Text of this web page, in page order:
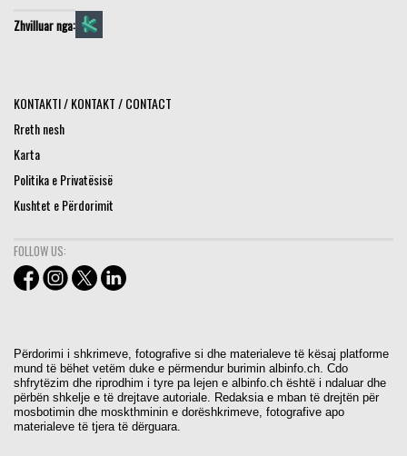
Zhvilluar nga:
KONTAKTI / KONTAKT / CONTACT
Rreth nesh
Karta
Politika e Privatësisë
Kushtet e Përdorimit
FOLLOW US:
Përdorimi i shkrimeve, fotografive si dhe materialeve të kësaj platforme
mund të bëhet vetëm duke e përmendur burimin albinfo.ch. Cdo
shfrytëzim dhe riprodhim i tyre pa lejen e albinfo.ch është i ndaluar dhe
përbën shkelje e të drejtave autoriale. Redaksia e mban të drejtën për
mosbotimin dhe moskthminin e dorëshkrimeve, fotografive apo
materialeve të tjera të dërguara.